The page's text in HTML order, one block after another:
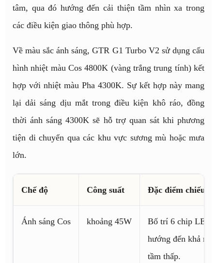
tâm, qua đó hướng đến cải thiện tầm nhìn xa trong
các điều kiện giao thông phù hợp.
Về màu sắc ánh sáng, GTR G1 Turbo V2 sử dụng cấu
hình nhiệt màu Cos 4800K (vàng trắng trung tính) kết
hợp với nhiệt màu Pha 4300K. Sự kết hợp này mang
lại dải sáng dịu mắt trong điều kiện khô ráo, đồng
thời ánh sáng 4300K sẽ hỗ trợ quan sát khi phương
tiện di chuyển qua các khu vực sương mù hoặc mưa
lớn.
Chế độ Công suất Đặc điểm chiếu
Ánh sáng Cos khoảng 45W
Bố trí 6 chip LED
hướng đến khả
tầm thấp.